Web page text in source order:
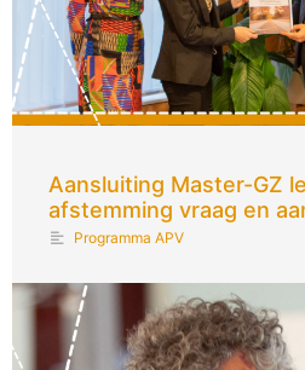
Aansluiting Master-GZ
afstemming vraag en
Programma APV